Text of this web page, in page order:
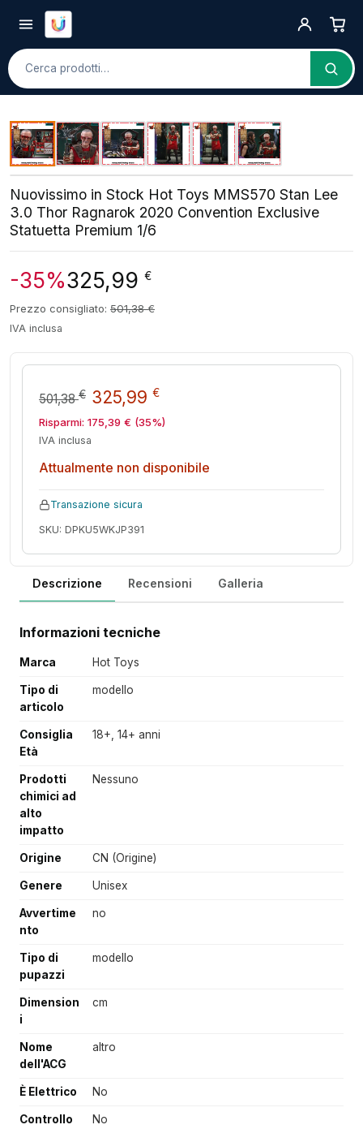
Cerca
Nuovissimo in Stock Hot Toys MMS570 Stan Lee
3.0 Thor Ragnarok 2020 Convention Exclusive
Statuetta Premium 1/6
-35%325,99 €
Prezzo consigliato: 501,38€
IVA inclusa
501,38€ Il prezzo originale era:
325,99 €Il prezzo attuale è:
Risparmi: 175,39 € (35%)
IVA inclusa
Attualmente non disponibile
Transazione sicura
SKU: DPKU5WKJP391
Descrizione Recensioni Galleria
Informazioni tecniche
Marca Hot Toys
Tipo di
articolo
modello
Consiglia
Età
18+, 14+ anni
Prodotti
chimici ad
alto
impatto
Nessuno
Origine CN (Origine)
Genere Unisex
Avvertime
nto
no
Tipo di
pupazzi
modello
Dimension
i
cm
Nome
dell'ACG
altro
È Elettrico No
Controllo
No